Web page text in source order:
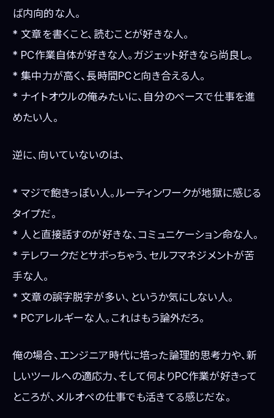
ば内向的な人。
* 文章を書くこと、読むことが好きな人。
* PC作業自体が好きな人。ガジェット好きなら尚良し。
* 集中力が高く、長時間PCと向き合える人。
* ナイトオウルの俺みたいに、自分のペースで仕事を進
めたい人。
逆に、向いていないのは、
* マジで飽きっぽい人。ルーティンワークが地獄に感じる
タイプだ。
* 人と直接話すのが好きな、コミュニケーション命な人。
* テレワークだとサボっちゃう、セルフマネジメントが苦
手な人。
* 文章の誤字脱字が多い、というか気にしない人。
* PCアレルギーな人。これはもう論外だろ。
俺の場合、エンジニア時代に培った論理的思考力や、新
しいツールへの適応力、そして何よりPC作業が好きって
ところが、メルオペの仕事でも活きてる感じだな。